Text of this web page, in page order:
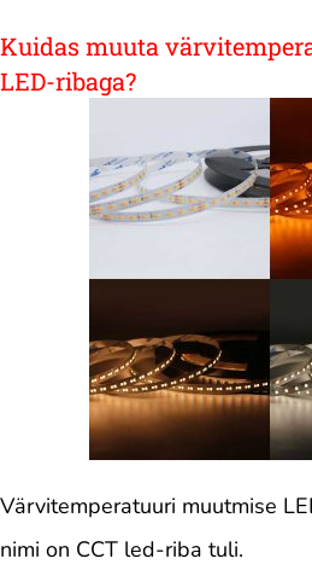
Kuidas muuta
LED-ribaga?
Värvitemperatuuri muutmise
nimi on CCT led-riba tuli.